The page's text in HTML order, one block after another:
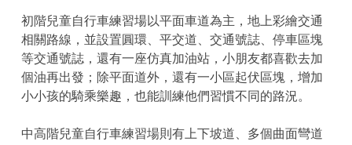
初階兒童自行車練習場以平面車道為主，地上彩繪交通
相關路線，並設置圓環、平交道、交通號誌、停車區塊
等交通號誌，還有一座仿真加油站，小朋友都喜歡去加
個油再出發；除平面道外，還有一小區起伏區塊，增加
小小孩的騎乘樂趣，也能訓練他們習慣不同的路況。
中高階兒童自行車練習場則有上下坡道、多個曲面彎道